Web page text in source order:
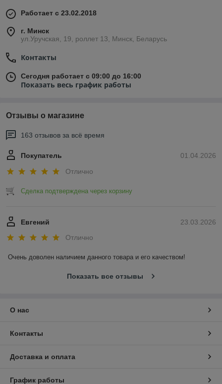
Работает с 23.02.2018
г. Минск
ул.Уручская, 19, роллет 13, Минск, Беларусь
Контакты
Сегодня работает с 09:00 до 16:00
Показать весь график работы
Отзывы о магазине
163 отзывов за всё время
01.04.2026
Покупатель
Отлично
Сделка подтверждена через корзину
23.03.2026
Евгений
Отлично
Очень доволен наличием данного товара и его качеством!
Показать все отзывы
О нас
Контакты
Доставка и оплата
График работы